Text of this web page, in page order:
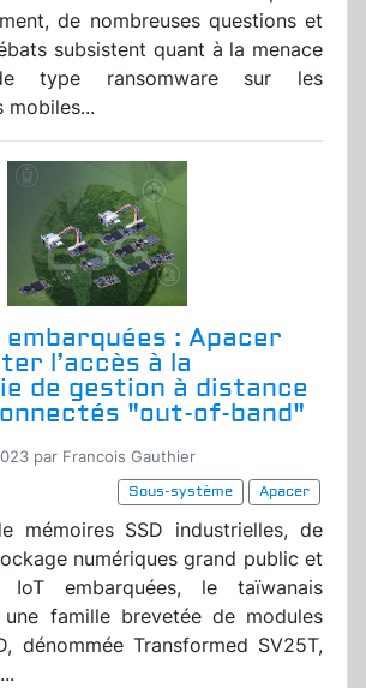
de nombreuses questions et
subsistent quant à la menace
type ransomware sur les
mobiles...
: Apacer
l’accès à la
de gestion à distance
"out-of-band"
par Francois Gauthier
Sous-système
Apacer
mémoires SSD industrielles, de
numériques grand public et
IoT embarquées, le taïwanais
famille brevetée de modules
dénommée Transformed SV25T,